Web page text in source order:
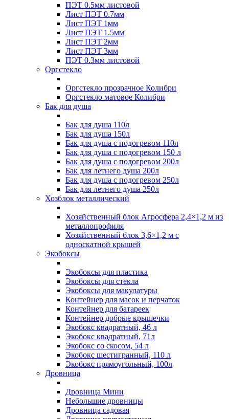
ПЭТ 0.5мм листовой
Лист ПЭТ 0.7мм
Лист ПЭТ 1мм
Лист ПЭТ 1.5мм
Лист ПЭТ 2мм
Лист ПЭТ 3мм
ПЭТ 0.3мм листовой
Оргстекло
Оргстекло прозрачное Колибри
Оргстекло матовое Колибри
Бак для душа
Бак для душа 110л
Бак для душа 150л
Бак для душа с подогревом 110л
Бак для душа с подогревом 150 л
Бак для душа с подогревом 200л
Бак для летнего душа 200л
Бак для душа с подогревом 250л
Бак для летнего душа 250л
Хозблок металлический
Хозяйственный блок Агросфера 2,4×1,2 м из
металлопрофиля
Хозяйственный блок 3,6×1,2 м с
односкатной крышей
Экобоксы
Экобоксы для пластика
Экобоксы для стекла
Экобоксы для макулатуры
Контейнер для масок и перчаток
Контейнер для батареек
Контейнер добрые крышечки
Экобокс квадратный, 46 л
Экобокс квадратный, 71л
Экобокс со скосом, 54 л
Экобокс шестигранный, 110 л
Экобокс прямоугольный, 100л
Дровница
Дровница Мини
Небольшие дровницы
Дровница садовая